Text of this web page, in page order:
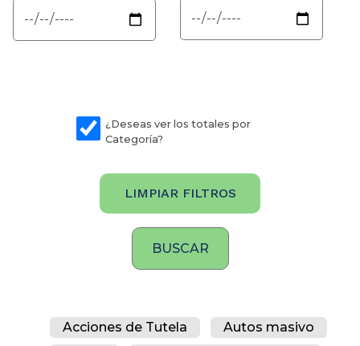
¿Deseas ver los totales por
Categoría?
LIMPIAR FILTROS
Acciones de Tutela
Autos masivo